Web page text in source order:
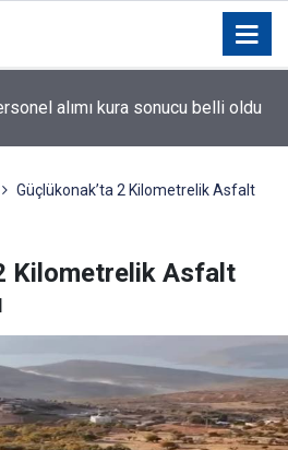
alımı kura sonucu belli oldu
Güçlükonak’ta 2 Kilometrelik Asfalt
Kilometrelik Asfalt